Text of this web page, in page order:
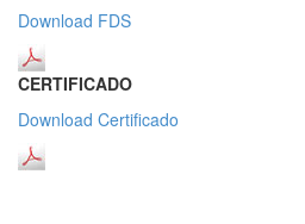
Download FDS
CERTIFICADO
Download Certificado